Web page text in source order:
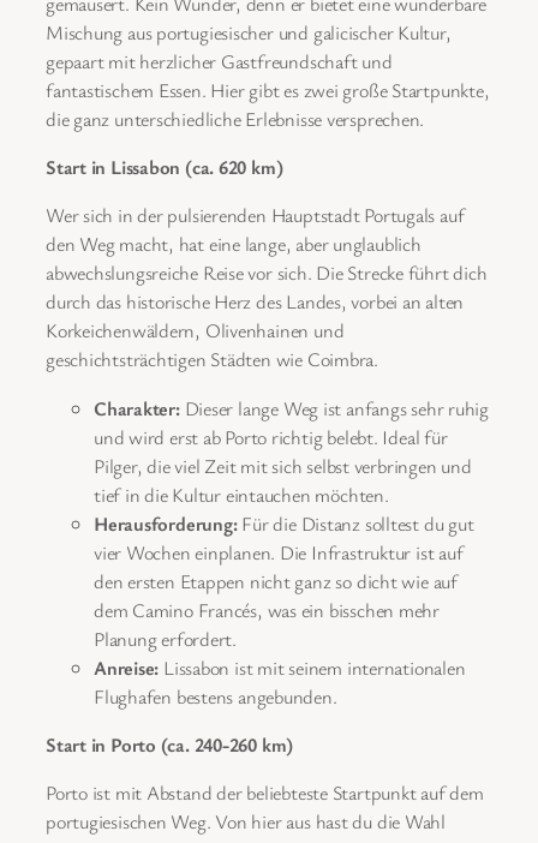
Mischung aus portugiesischer und galicischer Kultur,
gepaart mit herzlicher Gastfreundschaft und
fantastischem Essen. Hier gibt es zwei große Startpunkte,
die ganz unterschiedliche Erlebnisse versprechen.
Start in Lissabon (ca. 620 km)
Wer sich in der pulsierenden Hauptstadt Portugals auf
den Weg macht, hat eine lange, aber unglaublich
abwechslungsreiche Reise vor sich. Die Strecke führt dich
durch das historische Herz des Landes, vorbei an alten
Korkeichenwäldern, Olivenhainen und
geschichtsträchtigen Städten wie Coimbra.
Charakter:Dieser lange Weg ist anfangs sehr ruhig
und wird erst ab Porto richtig belebt. Ideal für
Pilger, die viel Zeit mit sich selbst verbringen und
tief in die Kultur eintauchen möchten.
Herausforderung:Für die Distanz solltest du gut
vier Wochen einplanen. Die Infrastruktur ist auf
den ersten Etappen nicht ganz so dicht wie auf
dem Camino Francés, was ein bisschen mehr
Planung erfordert.
Anreise: Lissabon ist mit seinem internationalen
Flughafen bestens angebunden.
Start in Porto (ca. 240-260 km)
Porto ist mit Abstand der beliebteste Startpunkt auf dem
portugiesischen Weg. Von hier aus hast du die Wahl